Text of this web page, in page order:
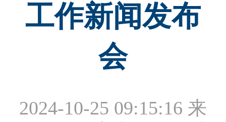
工作新闻发布
会
2024-10-25 09:15:16 来